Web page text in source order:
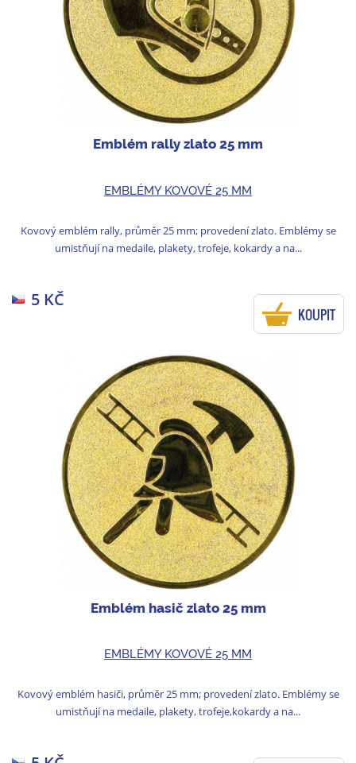
Emblém rally zlato 25 mm
EMBLÉMY KOVOVÉ 25 MM
Kovový emblém rally, průměr 25 mm; provedení zlato. Emblémy se
umistňují na medaile, plakety, trofeje, kokardy a na...
5 KČ
KOUPIT
Emblém hasič zlato 25 mm
EMBLÉMY KOVOVÉ 25 MM
Kovový emblém hasiči, průměr 25 mm; provedení zlato. Emblémy se
umistňují na medaile, plakety, trofeje,kokardy a na...